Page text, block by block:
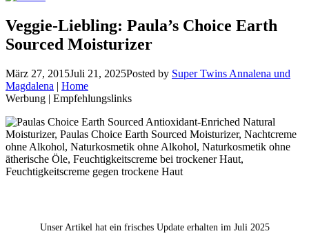
Veggie-Liebling: Paula’s Choice Earth
Sourced Moisturizer
März 27, 2015Juli 21, 2025Posted by Super Twins Annalena und
Magdalena | Home
Werbung | Empfehlungslinks
Unser Artikel hat ein frisches Update erhalten im Juli 2025